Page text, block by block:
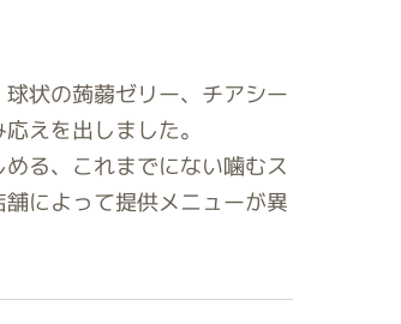
状の蒟蒻ゼリー、チアシー
えを出しました。
る、これまでにない噛むス
によって提供メニューが異